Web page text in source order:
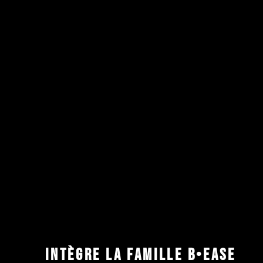
INTÈGRE LA FAMILLE B•EASE